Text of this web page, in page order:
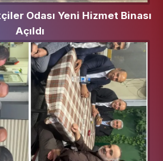
Odası Yeni Hizmet Binası
Açıldı